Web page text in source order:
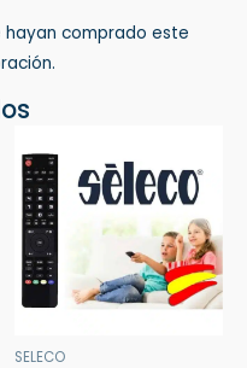
hayan comprado este
SELECO